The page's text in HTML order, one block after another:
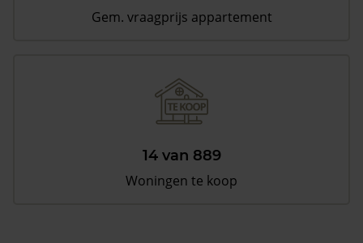
Gem. vraagprijs appartement
14 van 889
Woningen te koop